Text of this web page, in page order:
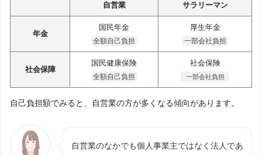
自営業 サラリーマン
年金
国民年金
全額自己負担
厚生年金
一部会社負担
社会保障
国民健康保険
全額自己負担
社会保険
一部会社負担
自己負担額でみると、自営業の方が多くなる傾向があります。
自営業のなかでも個人事業主ではなく法人であ